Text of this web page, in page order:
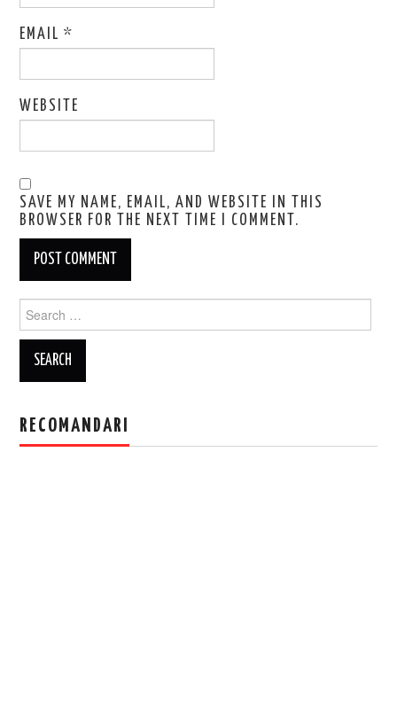
EMAIL*
WEBSITE
SAVE MY NAME, EMAIL, AND WEBSITE IN THIS
BROWSER FOR THE NEXT TIME I COMMENT.
for:
RECOMANDARI